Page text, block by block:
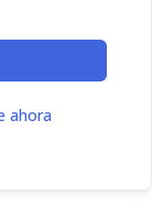
ahora